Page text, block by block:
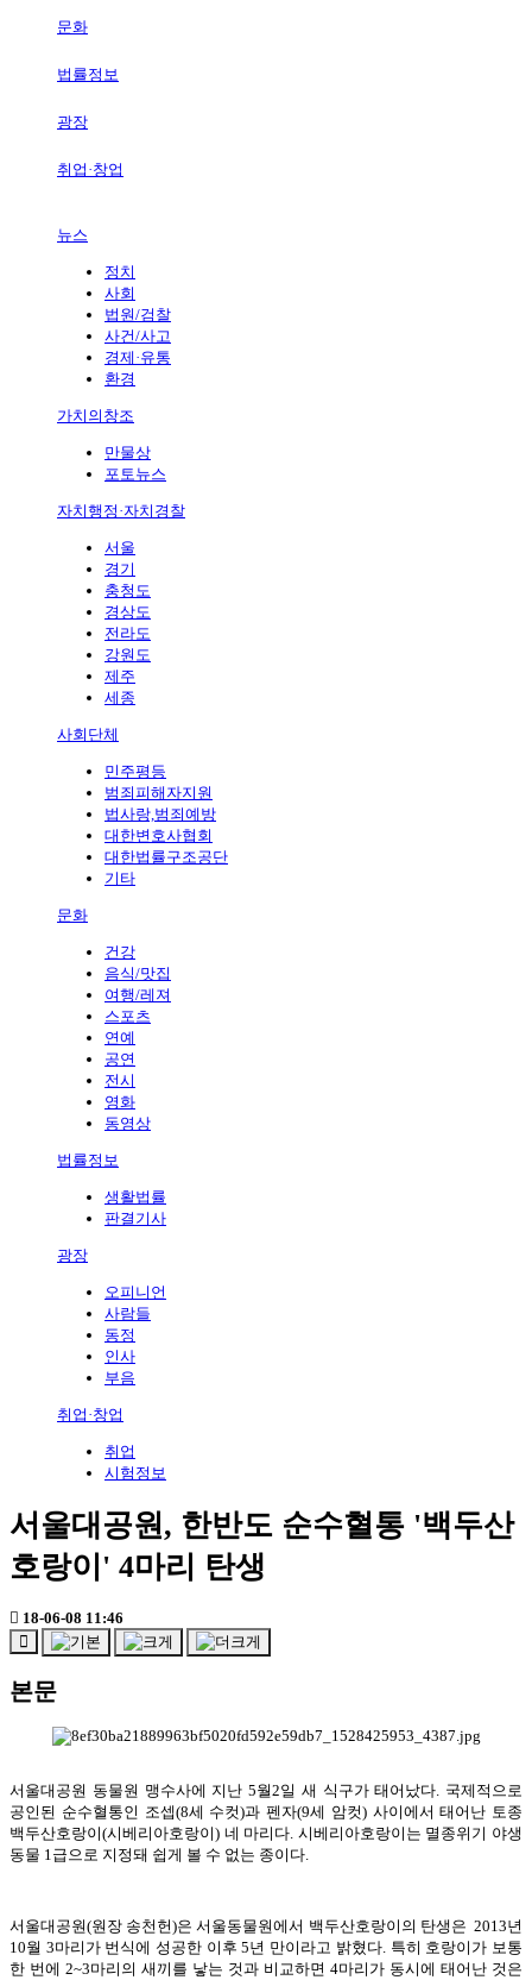
문화
법률정보
광장
취업·창업
뉴스
정치
사회
법원/검찰
사건/사고
경제·유통
환경
가치의창조
만물상
포토뉴스
자치행정·자치경찰
서울
경기
충청도
경상도
전라도
강원도
제주
세종
사회단체
민주평등
범죄피해자지원
법사랑,범죄예방
대한변호사협회
대한법률구조공단
기타
문화
건강
음식/맛집
여행/레져
스포츠
연예
공연
전시
영화
동영상
법률정보
생활법률
판결기사
광장
오피니언
사람들
동정
인사
부음
취업·창업
취업
시험정보
서울대공원, 한반도 순수혈통 '백두산
호랑이' 4마리 탄생
18-06-08 11:46
본문
서울대공원 동물원 맹수사에 지난 5월2일 새 식구가 태어났다. 국제적으로
공인된 순수혈통인 조셉(8세 수컷)과 펜자(9세 암컷) 사이에서 태어난 토종
백두산호랑이(시베리아호랑이) 네 마리다. 시베리아호랑이는 멸종위기 야생
동물 1급으로 지정돼 쉽게 볼 수 없는 종이다.
서울대공원(원장 송천헌)은 서울동물원에서 백두산호랑이의 탄생은 2013년
10월 3마리가 번식에 성공한 이후 5년 만이라고 밝혔다. 특히 호랑이가 보통
한 번에 2~3마리의 새끼를 낳는 것과 비교하면 4마리가 동시에 태어난 것은